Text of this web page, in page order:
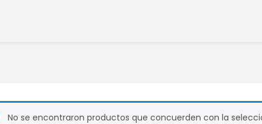
No se encontraron productos que concuerden con la